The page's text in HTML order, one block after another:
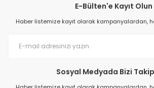
E-Bülten'e Kayıt Olun
Haber listemize kayıt olarak kampanyalardan,
Sosyal Medyada Bizi